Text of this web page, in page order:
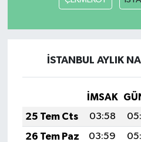
İSTANBUL AYLIK
İMSAK
25 Tem Cts
03:58
26 Tem Paz
03:59